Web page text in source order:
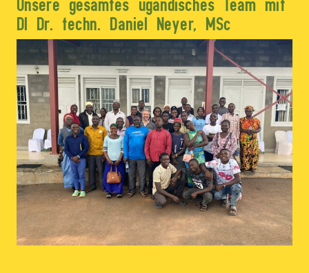
Unsere gesamtes ugandisches Team mit
DI Dr. techn. Daniel Neyer, MSc